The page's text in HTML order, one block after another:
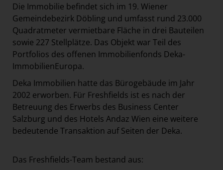
Die Immobilie befindet sich im 19. Wiener
Gemeindebezirk Döbling und umfasst rund 23.000
Quadratmeter vermietbare Fläche in drei Bauteilen
sowie 227 Stellplätze. Das Objekt war Teil des
Portfolios des offenen Immobilienfonds Deka-
ImmobilienEuropa.
Deka Immobilien hatte das Bürogebäude im Jahr
2002 erworben. Für Freshfields ist es nach der
Betreuung des Erwerbs des Business Center
Salzburg und des Hotels Andaz Wien eine weitere
bedeutende Transaktion auf Seiten der Deka.
Das Freshfields-Team bestand aus: